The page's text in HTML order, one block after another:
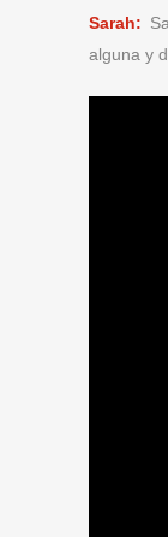
Sarah:
alguna y